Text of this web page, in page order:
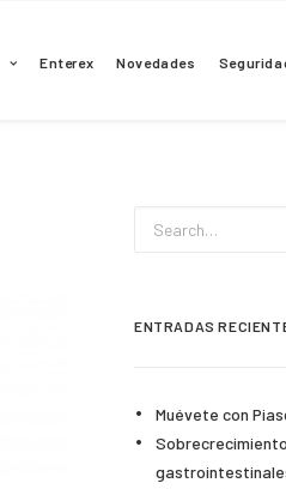
Enterex Novedades
ENTRADAS
Muévete con